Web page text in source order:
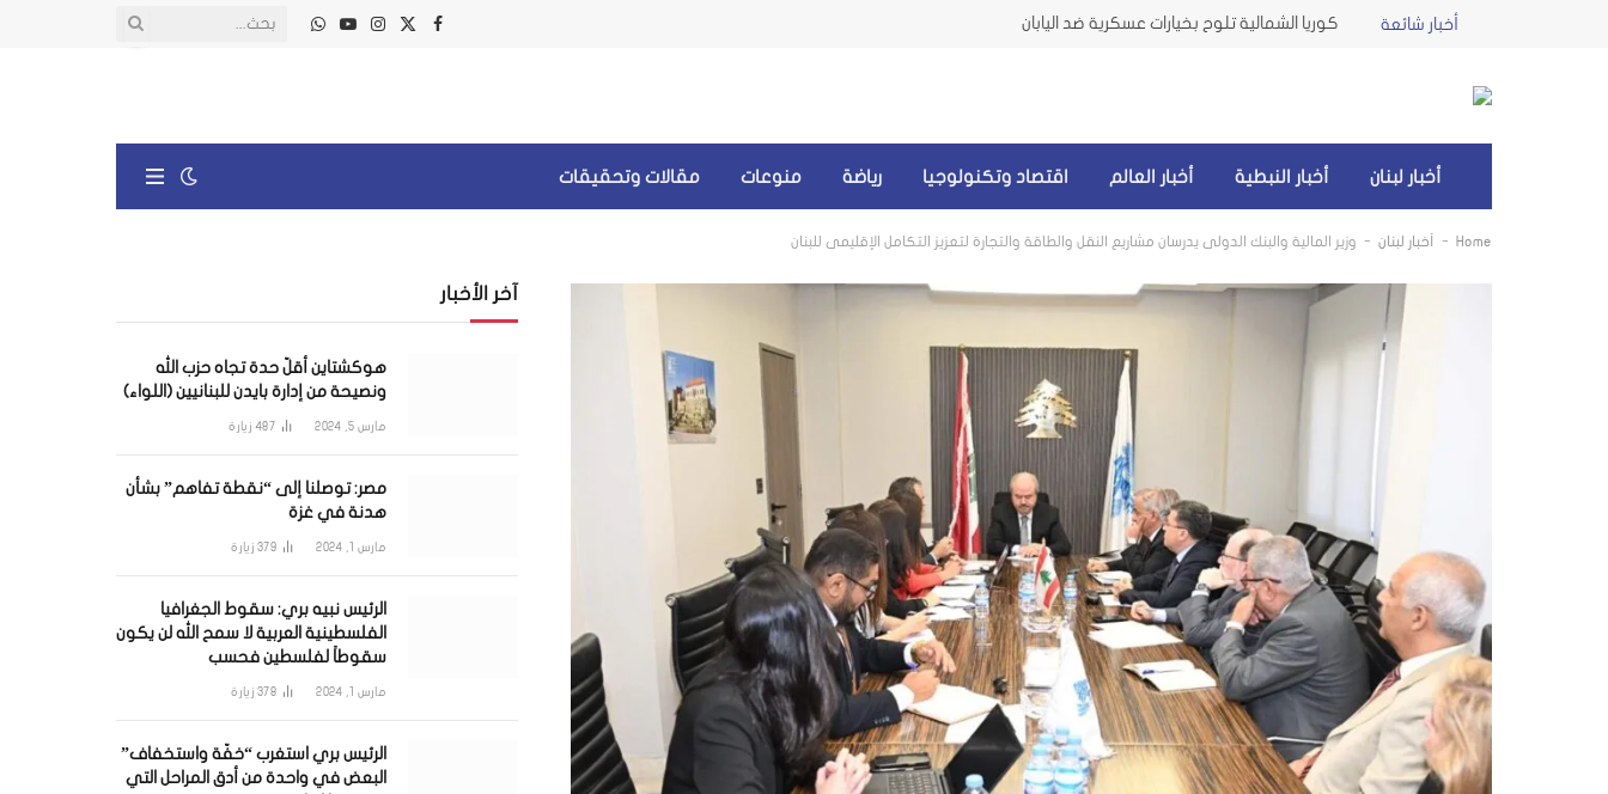
أخبار شائعة كوريا الشمالية تلوح بخيارات عسكرية ضد اليابان
فيسبوك
X
الانستغرام
يوتيوبواتساب
أخبار لبنان أخبار النبطية أخبار العالم اقتصاد وتكنولوجيا رياضة منوعات مقالات وتحقيقات
Home
- أخبار لبنان - وزير المالية والبنك الدولي يدرسان مشاريع النقل والطاقة والتجارة لتعزيز التكامل الإقليمي للبنان
آخر الأخبار
هوكشتاين أقلّ حدة تجاه حزب الله
ونصيحة من إدارة بايدن للبنانيين (اللواء)
مارس 5, 2024 487 زيارة
مصر: توصلنا إلى “نقطة تفاهم” بشأن
هدنة في غزة
مارس 1, 2024 379 زيارة
الرئيس نبيه بري: سقوط الجغرافيا
الفلسطينية العربية لا سمح الله لن يكون
سقوطاً لفلسطين فحسب
مارس 1, 2024 378 زيارة
الرئيس بري استغرب “خفّة واستخفاف”
البعض في واحدة من أدق المراحل التي